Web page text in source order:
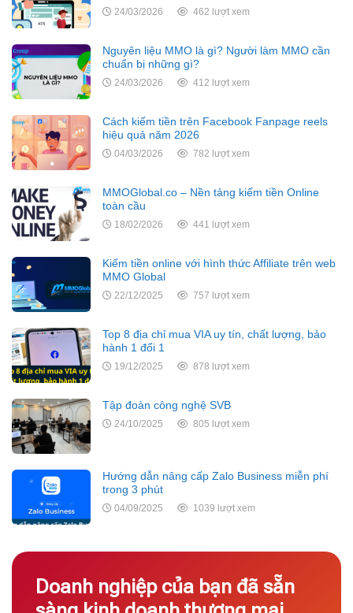
24/03/2026 462 lượt xem
Nguyên liệu MMO là gì? Người làm MMO cần
chuẩn bị những gì?
24/03/2026 412 lượt xem
Cách kiếm tiền trên Facebook Fanpage reels
hiệu quả năm 2026
04/03/2026 782 lượt xem
MMOGlobal.co – Nền tảng kiếm tiền Online
toàn cầu
18/02/2026 441 lượt xem
Kiếm tiền online với hình thức Affiliate trên web
MMO Global
22/12/2025 757 lượt xem
Top 8 địa chỉ mua VIA uy tín, chất lượng, bảo
hành 1 đổi 1
19/12/2025 878 lượt xem
Tập đoàn công nghệ SVB
24/10/2025 805 lượt xem
Hướng dẫn nâng cấp Zalo Business miễn phí
trong 3 phút
04/09/2025 1039 lượt xem
Doanh nghiệp của bạn đã sẵn